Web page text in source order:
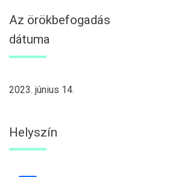
Az örökbefogadás
dátuma
2023. június 14.
Helyszín